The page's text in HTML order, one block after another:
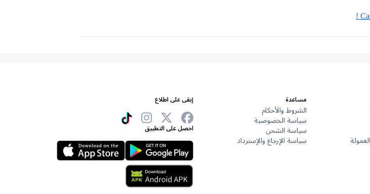
مساعدة
الشروط والأحكام
سياسة الخصوصية
سياسة الشحن
سياسة الإرجاع والإسترداد
إبقى على اطلاع
احصل على التطبيق